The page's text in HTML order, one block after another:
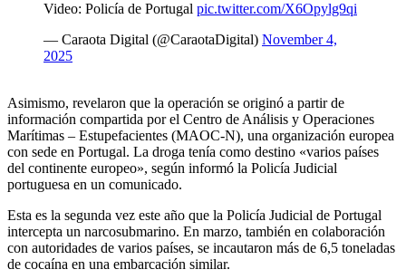
Video: Policía de Portugal pic.twitter.com/X6Opylg9qi
— Caraota Digital (@CaraotaDigital) November 4,
2025
Asimismo, revelaron que la operación se originó a partir de
información compartida por el Centro de Análisis y Operaciones
Marítimas – Estupefacientes (MAOC-N), una organización europea
con sede en Portugal. La droga tenía como destino «varios países
del continente europeo», según informó la Policía Judicial
portuguesa en un comunicado.
Esta es la segunda vez este año que la Policía Judicial de Portugal
intercepta un narcosubmarino. En marzo, también en colaboración
con autoridades de varios países, se incautaron más de 6,5 toneladas
de cocaína en una embarcación similar.